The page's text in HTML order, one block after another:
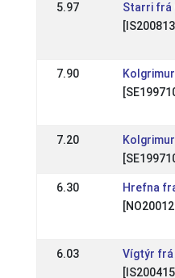
5.97
Starri frá
7.90
7.20
6.30
Hrefna
6.03
Vígtýr